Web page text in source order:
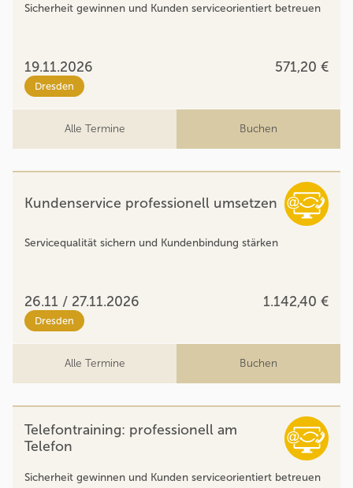
Sicherheit gewinnen und Kunden serviceorientiert betreuen
19.11.2026 571,20 €
Dresden
Alle Termine Buchen
Kundenservice professionell umsetzen
Servicequalität sichern und Kundenbindung stärken
26.11 / 27.11.2026 1.142,40 €
Dresden
Alle Termine Buchen
Telefontraining: professionell am
Telefon
Sicherheit gewinnen und Kunden serviceorientiert betreuen